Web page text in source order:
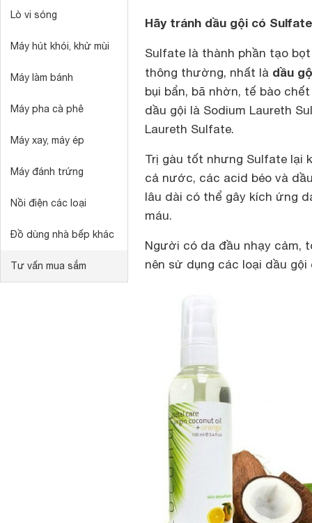
Lò vi sóng
Máy hút khói, khử mùi
Máy làm bánh
Máy pha cà phê
Máy xay, máy ép
Máy đánh trứng
Nồi điện các loại
Đồ dùng nhà bếp khác
Tư vấn mua sắm
Hãy tránh dầu gội có Sulfate
Sulfate là thành phần tạo
thông thường, nhất là dầu
bụi bẩn, bã nhờn, tế bào
dầu gội là Sodium Laureth
Laureth Sulfate.
Trị gàu tốt nhưng Sulfate lại
cả nước, các acid béo và
lâu dài có thể gây kích ứng
máu.
Người có da đầu nhạy cảm,
nên sử dụng các loại dầu